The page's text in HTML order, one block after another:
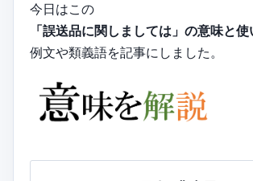
今日はこの
「誤送品に関しましては」の意味と使
例文や類義語を記事にしました。